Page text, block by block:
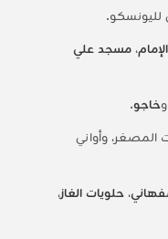
، مسجد علي
خاجو.
المصغر، وأواني
، حلويات الغاز،